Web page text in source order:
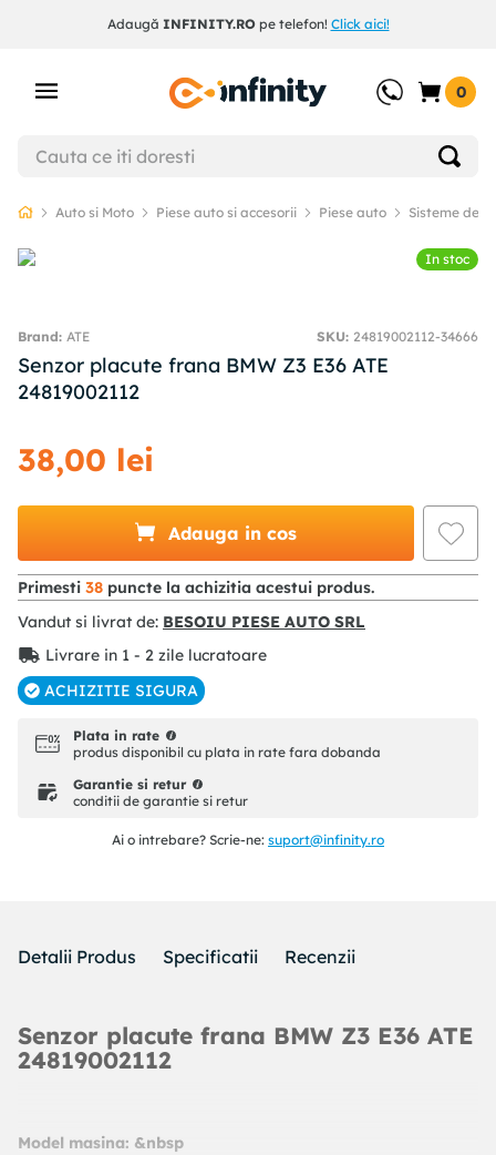
Adaugă INFINITY.ROpe telefon! Click aici!
0
Auto si Moto Piese auto si accesorii Piese auto Sisteme de
In stoc
ATE SKU: 24819002112-34666
Senzor placute frana BMW Z3 E36 ATE
24819002112
38,00 lei
Adauga in cos
Primesti 38 puncte la achizitia acestui produs.
Vandut si livrat de: BESOIU PIESE AUTO SRL
Livrare in 1 - 2 zile lucratoare
ACHIZITIE SIGURA
Plata in rate
produs disponibil cu plata in rate fara dobanda
Garantie si retur
conditii de garantie si retur
Ai o intrebare? Scrie-ne: suport@infinity.ro
Detalii Produs Specificatii Recenzii
Senzor placute frana BMW Z3 E36 ATE
24819002112
Model masina: &nbsp